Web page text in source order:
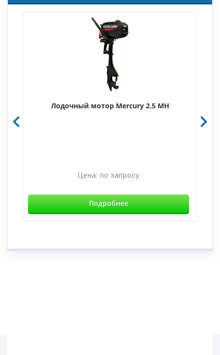
Лодочный мотор Mercury 2.5 MH
Цена: по запросу
Подробнее